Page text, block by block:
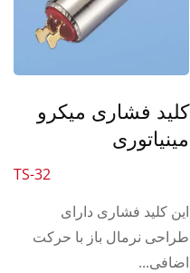
کلید فشاری میکرو
مینیاتوری
TS-32
این کلید فشاری دارای
طراحی نرمال باز با حرکت
اضافی...